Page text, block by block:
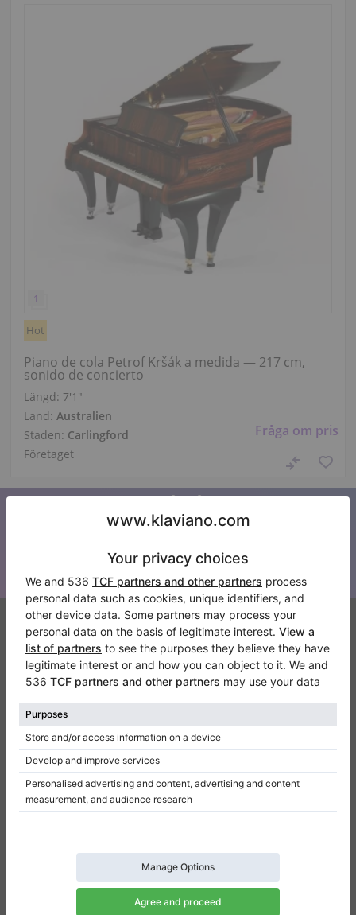
Fråga om pris
Hot
Piano de cola Petrof Kršák a medida — 217 cm,
sonido de concierto
Längd: 7′1″
Land: Australien
Staden: Carlingford
Företaget
Prenumerera på vårt nyhetsbrev
Håll dig uppdaterad med alla nyheter från Klaviano
Klaviano
Om oss
Skriv en recension
Användarvillkor
Sekretesspolicy